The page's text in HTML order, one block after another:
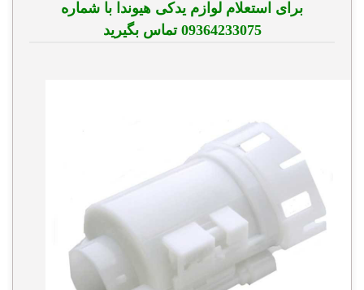
برای استعلام لوازم یدکی هیوندا با شماره
09364233075 تماس بگیرید